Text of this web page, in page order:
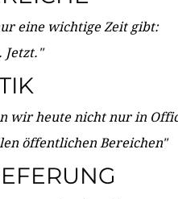
eine wichtige Zeit gibt:
Jetzt."
wir heute nicht nur in
öffentlichen Bereichen"